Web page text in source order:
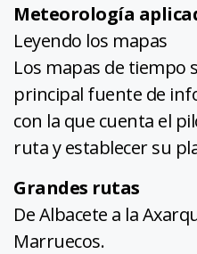
Meteorología
Leyendo los mapas
Los mapas de tiempo
principal fuente de
con la que cuenta el
ruta y establecer su
Grandes rutas
De Albacete a la
Marruecos.